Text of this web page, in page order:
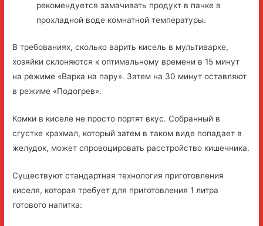
рекомендуется замачивать продукт в пачке в
прохладной воде комнатной температуры.
В требованиях, сколько варить кисель в мультиварке,
хозяйки склоняются к оптимальному времени в 15 минут
на режиме «Варка на пару». Затем на 30 минут оставляют
в режиме «Подогрев».
Комки в киселе не просто портят вкус. Собранный в
сгустке крахмал, который затем в таком виде попадает в
желудок, может спровоцировать расстройство кишечника.
Существуют стандартная технология приготовления
киселя, которая требует для приготовления 1 литра
готового напитка: